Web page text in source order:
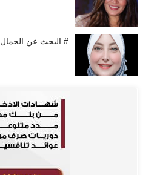
# البحث عن الجمال